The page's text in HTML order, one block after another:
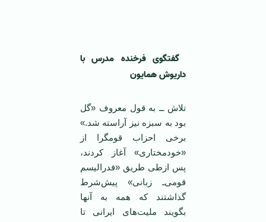
‌گفتگوی فرخنده مدرس با
داریوش همایون
‌تلاش ــ به قول معروف «گل
بود به سبزه نيز آراسته شد.»
برخی احزاب قومگرا از
«خودمختاری» آغاز کردند،
پس ازطی طريق «فدراليسم
قومی‌ـ زبانی» پيش‌شرط
گذاشتند که ‌همه به آنها
بگويند مليت‌های ايرانی تا